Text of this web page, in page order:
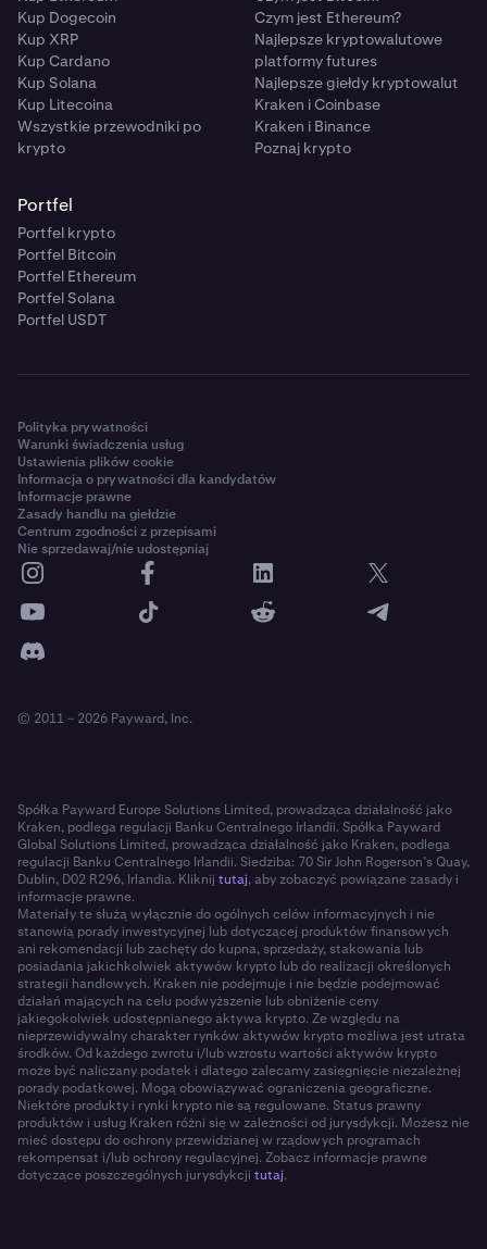
Kup Dogecoin
Kup XRP
Kup Cardano
Kup Solana
Kup Litecoina
Wszystkie przewodniki po
krypto
Czym jest Ethereum?
Najlepsze kryptowalutowe
platformy futures
Najlepsze giełdy kryptowalut
Kraken i Coinbase
Kraken i Binance
Poznaj krypto
Portfel
Portfel krypto
Portfel Bitcoin
Portfel Ethereum
Portfel Solana
Portfel USDT
Polityka prywatności
Warunki świadczenia usług
Ustawienia plików cookie
Informacja o prywatności dla kandydatów
Informacje prawne
Zasady handlu na giełdzie
Centrum zgodności z przepisami
Nie sprzedawaj/nie udostępniaj
© 2011 – 2026 Payward, Inc.
Spółka Payward Europe Solutions Limited, prowadząca działalność jako
Kraken, podlega regulacji Banku Centralnego Irlandii. Spółka Payward
Global Solutions Limited, prowadząca działalność jako Kraken, podlega
regulacji Banku Centralnego Irlandii. Siedziba: 70 Sir John Rogerson’s Quay,
Dublin, D02 R296, Irlandia. Kliknij tutaj, aby zobaczyć powiązane zasady i
informacje prawne.
Materiały te służą wyłącznie do ogólnych celów informacyjnych i nie
stanowią porady inwestycyjnej lub dotyczącej produktów finansowych
ani rekomendacji lub zachęty do kupna, sprzedaży, stakowania lub
posiadania jakichkolwiek aktywów krypto lub do realizacji określonych
strategii handlowych. Kraken nie podejmuje i nie będzie podejmować
działań mających na celu podwyższenie lub obniżenie ceny
jakiegokolwiek udostępnianego aktywa krypto. Ze względu na
nieprzewidywalny charakter rynków aktywów krypto możliwa jest utrata
środków. Od każdego zwrotu i/lub wzrostu wartości aktywów krypto
może być naliczany podatek i dlatego zalecamy zasięgnięcie niezależnej
porady podatkowej. Mogą obowiązywać ograniczenia geograficzne.
Niektóre produkty i rynki krypto nie są regulowane. Status prawny
produktów i usług Kraken różni się w zależności od jurysdykcji. Możesz nie
mieć dostępu do ochrony przewidzianej w rządowych programach
rekompensat i/lub ochrony regulacyjnej. Zobacz informacje prawne
dotyczące poszczególnych jurysdykcji tutaj.